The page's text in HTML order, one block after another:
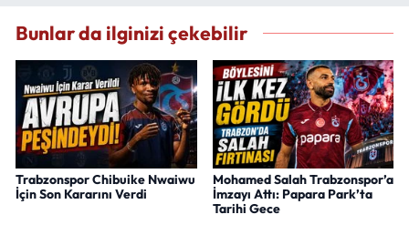
Bunlar da ilginizi çekebilir
Trabzonspor Chibuike Nwaiwu
İçin Son Kararını Verdi
Mohamed Salah Trabzonspor’a
İmzayı Attı: Papara Park’ta
Tarihi Gece